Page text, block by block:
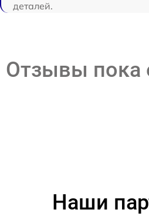
деталей.
Отзывы пока
Наши